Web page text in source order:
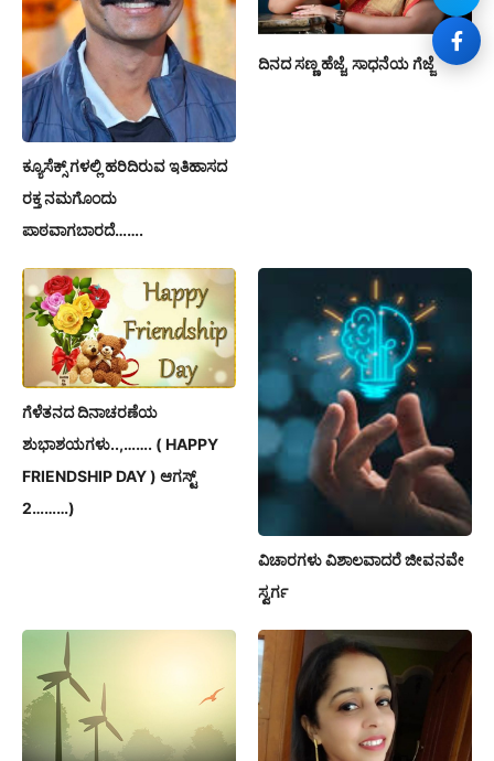
ಕ್ಯೂಸೆಕ್ಸ್ ಗಳಲ್ಲಿ ಹರಿದಿರುವ ಇತಿಹಾಸದ
ರಕ್ತ ನಮಗೊಂದು
ಪಾಠವಾಗಬಾರದೆ…….
ದಿನದ ಸಣ್ಣ ಹೆಜ್ಜೆ, ಸಾಧನೆಯ ಗೆಜ್ಜೆ
ಗೆಳೆತನದ ದಿನಾಚರಣೆಯ
ಶುಭಾಶಯಗಳು..,……. ( HAPPY
FRIENDSHIP DAY ) ಆಗಸ್ಟ್
2………)
ವಿಚಾರಗಳು ವಿಶಾಲವಾದರೆ ಜೀವನವೇ
ಸ್ವರ್ಗ